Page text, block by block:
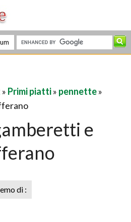
» Primi piatti» pennette»
e
di :